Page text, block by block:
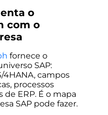
o
com o
fornece o
SAP:
4HANA, campos
processos
ERP. É o mapa
SAP pode fazer.